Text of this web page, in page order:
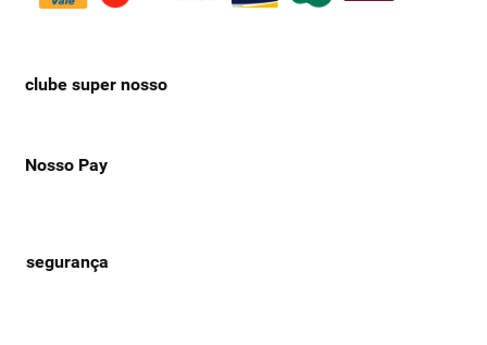
clube super nosso
Nosso Pay